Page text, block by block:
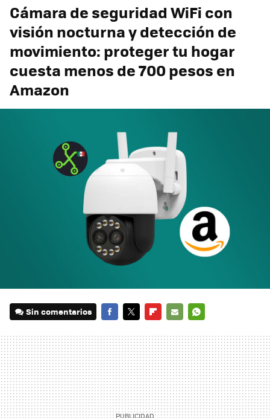
Cámara de seguridad WiFi con
visión nocturna y detección de
movimiento: proteger tu hogar
cuesta menos de 700 pesos en
Amazon
Sin comentarios
MAIL